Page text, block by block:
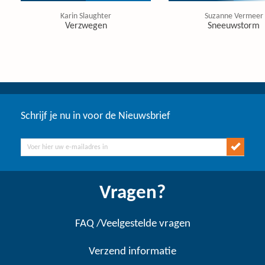
Karin Slaughter
Verzwegen
Suzanne Vermeer
Sneeuwstorm
Schrijf je nu in voor de Nieuwsbrief
Vragen?
FAQ /Veelgestelde vragen
Verzend informatie